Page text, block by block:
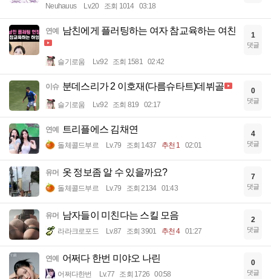
Neuhauus Lv.20 조회 1014 03:18
연예 남친에게 플러팅하는 여자 참교육하는 여친
슬기로움 Lv.92 조회 1581 02:42
1
댓글
이슈 분데스리가 2 이호재(다름슈타트)데뷔골
슬기로움 Lv.92 조회 819 02:17
0
댓글
연예 트리플에스 김채연
돌체콜드부르 Lv.79 조회 1437 추천 1 02:01
4
댓글
유머 옷 정보좀 알 수 있을까요?
돌체콜드부르 Lv.79 조회 2134 01:43
7
댓글
유머 남자들이 미친다는 스킬 모음
라라크로포드 Lv.87 조회 3901 추천 4 01:27
2
댓글
연예 어쩌다 한번 미야오 나린
어쩌다한번 Lv.77 조회 1726 00:58
0
댓글